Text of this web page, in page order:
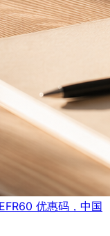
优惠码，中国